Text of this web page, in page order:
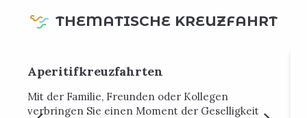
THEMATISCHE KREUZFAHRT
Aperitifkreuzfahrten
Mit der Familie, Freunden oder Kollegen
verbringen Sie einen Moment der Geselligkeit